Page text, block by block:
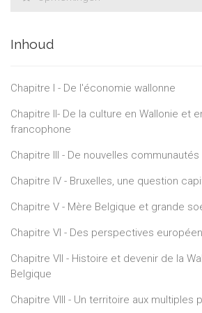
Inhoud
Chapitre I - De l'économie wallonne
Chapitre II- De la culture en Wallonie et
francophone
Chapitre III - De nouvelles
Chapitre IV - Bruxelles, une question
Chapitre V - Mère Belgique et grande
Chapitre VI - Des perspectives
Chapitre VII - Histoire et devenir de la
Belgique
Chapitre VIII - Un territoire aux multiples